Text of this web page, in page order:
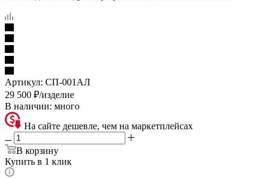
Артикул: СП-001АЛ
29 500 ₽/изделие
В наличии: много
На сайте дешевле, чем на маркетплейсах
В корзину
Купить в 1 клик